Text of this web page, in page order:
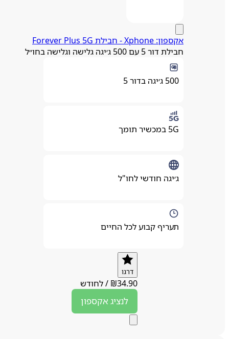
אקספון: Xphone - חבילת Forever Plus 5G
חבילת דור 5 עם 500 ג׳יגה גלישה וגלישה בחו״ל
ג׳יגה חודשי לחו"ל
תעריף קבוע לכל החיים
₪34.90
/לחודש
לנציגאקספון